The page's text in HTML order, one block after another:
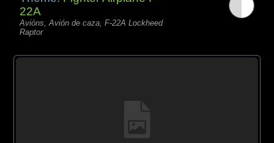
22A
Avións, Avión de caza, F-22A Lockheed
Raptor